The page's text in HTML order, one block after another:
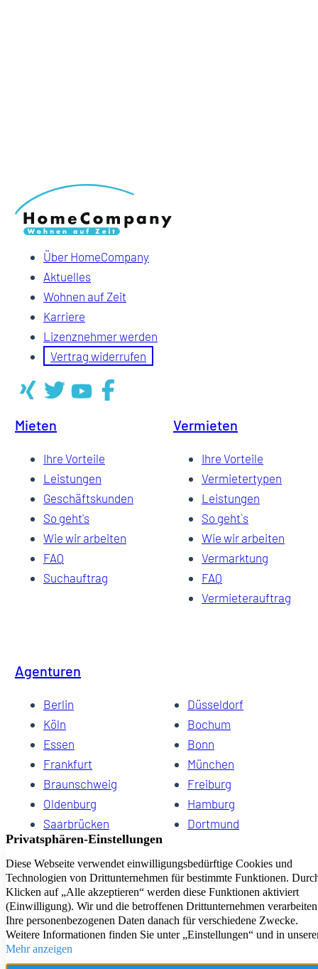
Über HomeCompany
Aktuelles
Wohnen auf Zeit
Karriere
Lizenznehmer werden
Vertrag widerrufen
Mieten
Ihre Vorteile
Leistungen
Geschäftskunden
So geht's
Wie wir arbeiten
FAQ
Suchauftrag
Vermieten
Ihre Vorteile
Vermietertypen
Leistungen
So geht`s
Wie wir arbeiten
Vermarktung
FAQ
Vermieterauftrag
Agenturen
Berlin
Düsseldorf
Köln
Bochum
Essen
Bonn
Frankfurt
München
Braunschweig
Freiburg
Oldenburg
Hamburg
Saarbrücken
Dortmund
Hannover
Dresden
Kiel
Wuppertal
Bremen